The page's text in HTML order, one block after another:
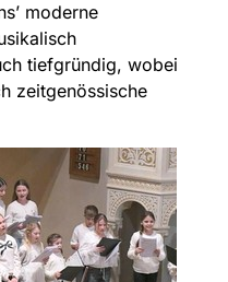
moderne
tiefgründig, wobei
zeitgenössische